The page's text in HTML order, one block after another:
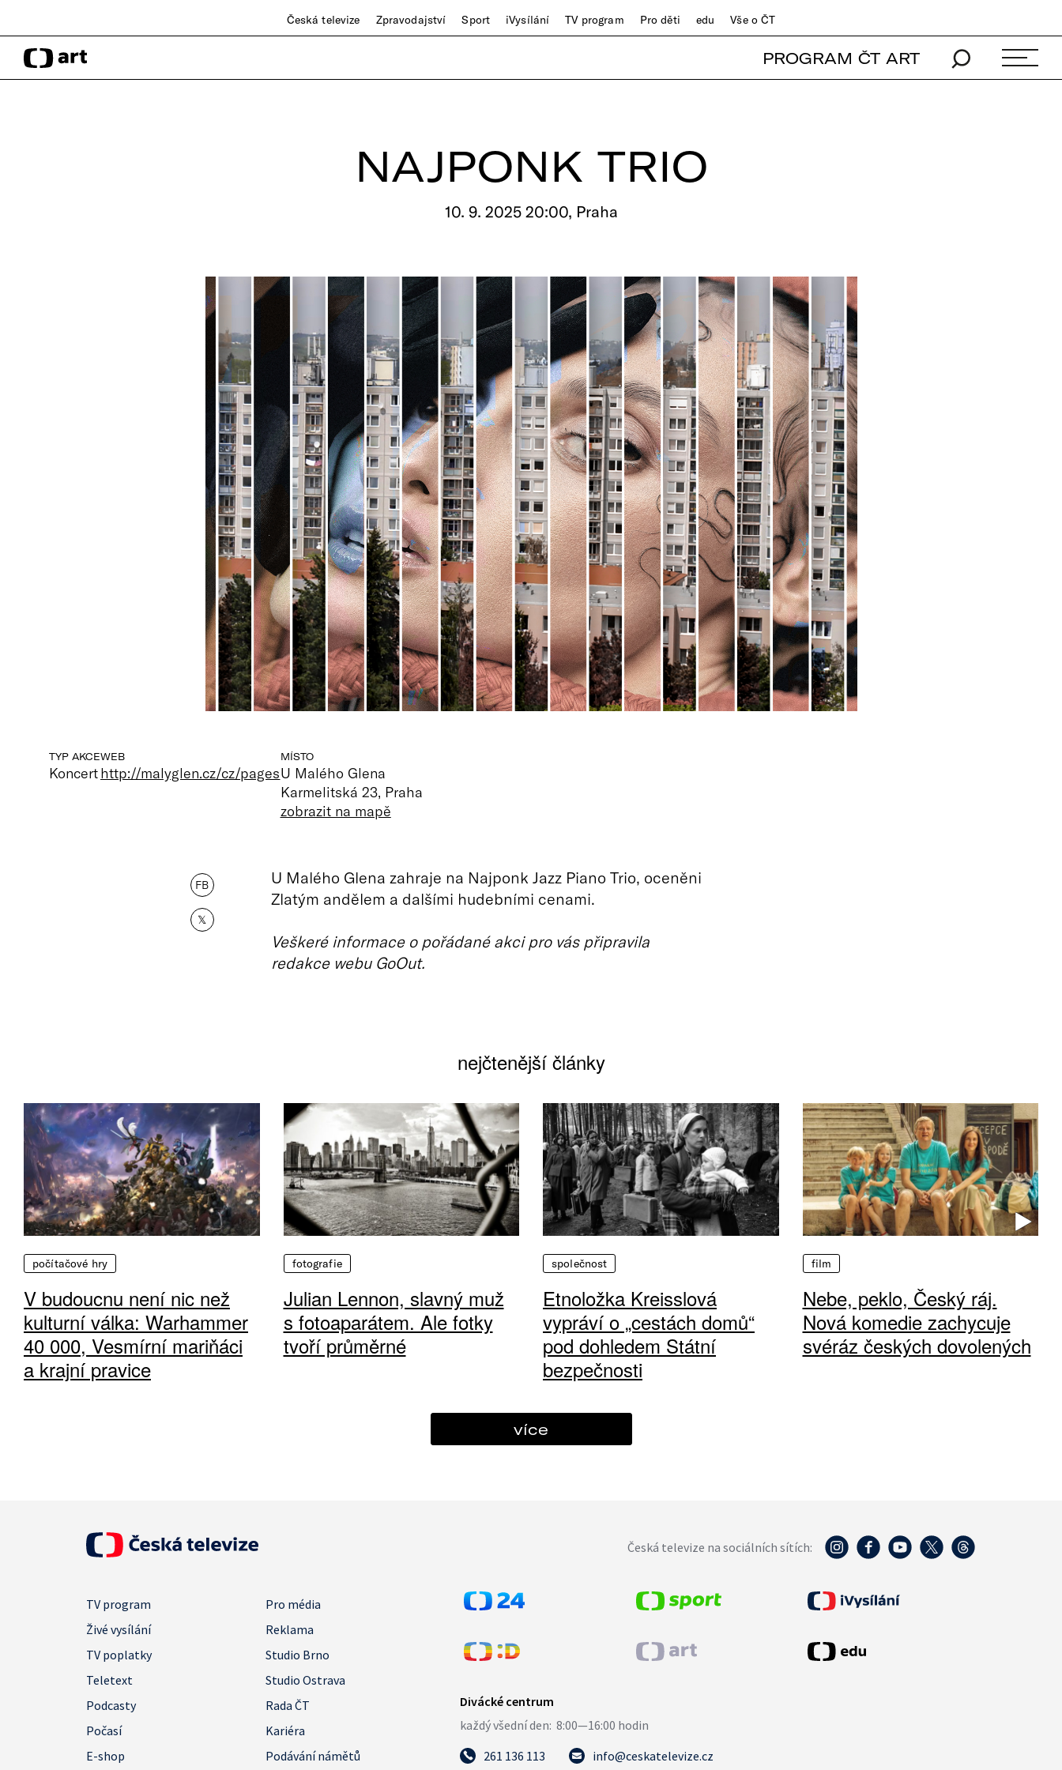
Česká televize Zpravodajství Sport iVysílání TV program Pro děti edu Vše o ČT
PROGRAM ČT ART
NAJPONK TRIO
10. 9. 2025 20:00, Praha
TYP AKCE
Koncert
WEB
http://malyglen.cz/cz/pages
MÍSTO
U Malého Glena
Karmelitská 23, Praha
zobrazit na mapě
FB
𝕏
U Malého Glena zahraje na Najponk Jazz Piano Trio, oceněni
Zlatým andělem a dalšími hudebními cenami.
Veškeré informace o pořádané akci pro vás připravila
redakce webu GoOut.
nejčtenější články
počítačové hry
V budoucnu není nic než
kulturní válka: Warhammer
40 000, Vesmírní mariňáci
a krajní pravice
fotografie
Julian Lennon, slavný muž
s fotoaparátem. Ale fotky
tvoří průměrné
společnost
Etnoložka Kreisslová
vypráví o „cestách domů“
pod dohledem Státní
bezpečnosti
film
Nebe, peklo, Český ráj.
Nová komedie zachycuje
svéráz českých dovolených
více
Česká televize na sociálních sítích:
TV program
Pro média
Živé vysílání
Reklama
TV poplatky
Studio Brno
Teletext
Studio Ostrava
Podcasty
Rada ČT
Počasí
Kariéra
E-shop
Podávání námětů 261 136 113 info@ceskatelevize.cz